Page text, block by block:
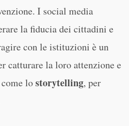
I social media
la fiducia dei cittadini e
con le istituzioni è un
catturare la loro attenzione e
lostorytelling, per